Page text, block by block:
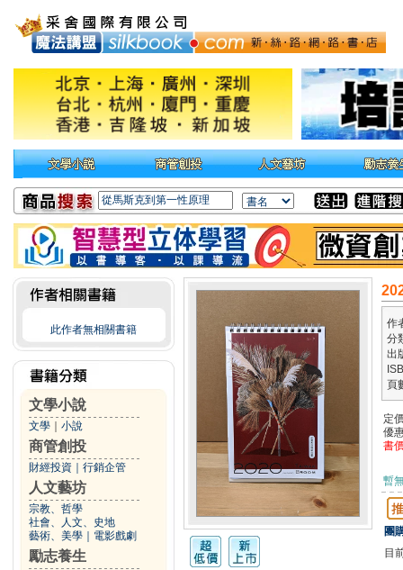
此作者無相關書籍
文學小說
文學 小說
商管創投
財經投資 行銷企管
人文藝坊
宗教、哲學
社會、人文、史地
藝術、美學
電影戲劇
勵志養生
作
分
出
頁
定
優
書
暫
團
目